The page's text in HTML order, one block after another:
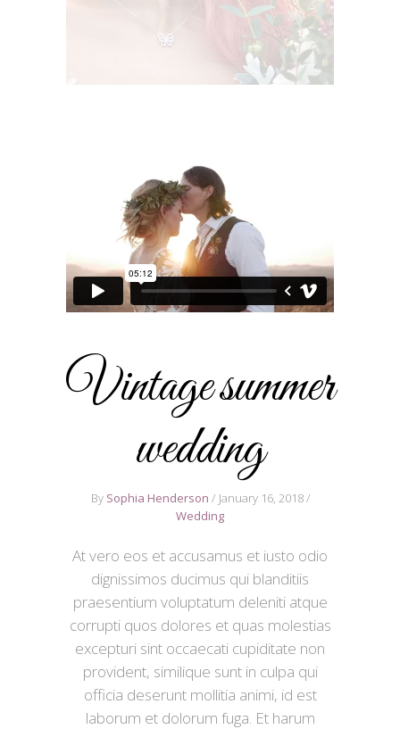
Vintage summer
wedding
By Sophia Henderson
January 16, 2018
Wedding
At vero eos et accusamus et iusto odio
dignissimos ducimus qui blanditiis
praesentium voluptatum deleniti atque
corrupti quos dolores et quas molestias
excepturi sint occaecati cupiditate non
provident, similique sunt in culpa qui
officia deserunt mollitia animi, id est
laborum et dolorum fuga. Et harum